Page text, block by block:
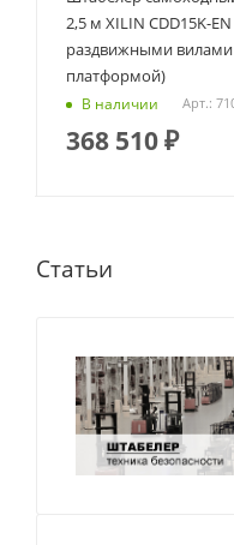
2,5 м XILIN CDD15K-EN
раздвижными вилами
платформой)
В наличии Арт.:
368 510₽
Статьи